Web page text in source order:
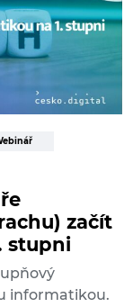
začít
stupni
informatikou.